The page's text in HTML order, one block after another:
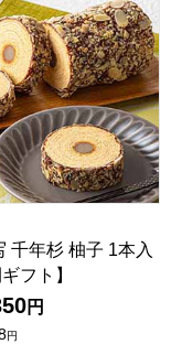
千年杉 柚子 1本入
フト】
円
円